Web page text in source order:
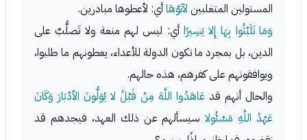
المستولين المتغلبين لآتَوْهَاأي: لأعطوها مبادرين.
وَمَا تَلَبَّثُوا بِهَا إِلا يَسِيرًا أي: ليس لهم منعة ولا تَصلُّبٌ على
الدين، بل بمجرد ما تكون الدولة للأعداء، يعطونهم ما طلبوا،
ويوافقونهم على كفرهم، هذه حالهم.
والحال أنهم قد عَاهَدُوا اللَّهَ مِنْ قَبْلُ لا يُوَلُّونَ الأدْبَارَ وَكَانَ
عَهْدُ اللَّهِ مَسْئُولاسيسألهم عن ذلك العهد، فيجدهم قد